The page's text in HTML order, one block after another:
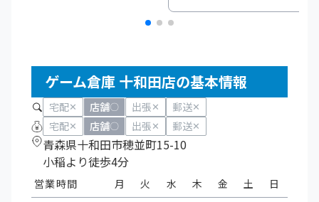
ゲーム倉庫 十和田店の基本情報
宅配✕ 店舗〇 出張✕ 郵送✕
宅配✕ 店舗〇 出張✕ 郵送✕
青森県十和田市穂並町15-10
小稲より徒歩4分
営業時間
月 火 水 木 金 土 日